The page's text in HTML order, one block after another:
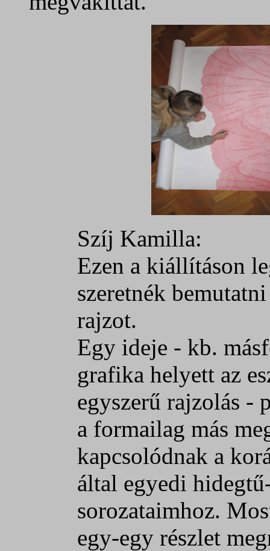
Szíj Kamilla:
Ezen a kiállításon
szeretnék
rajzot.
Egy ideje - kb.
grafika helyett az
egyszerű rajzolás -
a formailag más
kapcsolódnak a
által egyedi
sorozataimhoz.
egy-egy részlet